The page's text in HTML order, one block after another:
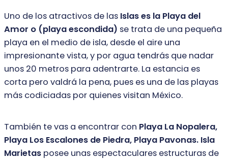
Uno de los atractivos de las Islas es la Playa del
Amor o (playa escondida) se trata de una pequeña
playa en el medio de isla, desde el aire una
impresionante vista, y por agua tendrás que nadar
unos 20 metros para adentrarte. La estancia es
corta pero valdrá la pena, pues es una de las playas
más codiciadas por quienes visitan México.
También te vas a encontrar con Playa La Nopalera,
Playa Los Escalones de Piedra, Playa Pavonas. Isla
Marietas posee unas espectaculares estructuras de